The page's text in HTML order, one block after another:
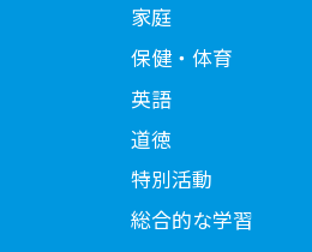
家庭
保健・体育
英語
道徳
特別活動
総合的な学習